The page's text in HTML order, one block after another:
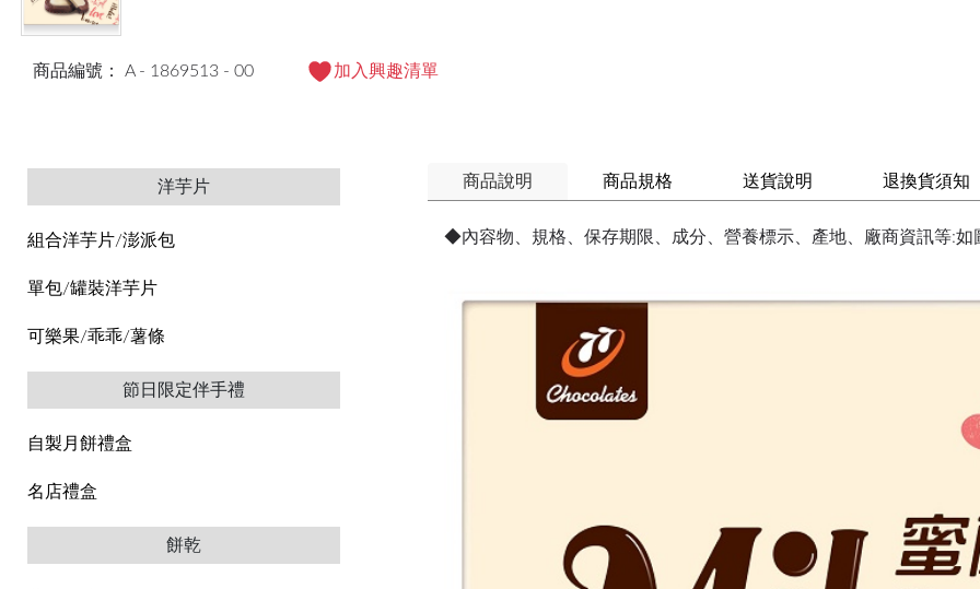
商品編號： A - 1869513 - 00 加入興趣清單
洋芋片
組合洋芋片/澎派包
單包/罐裝洋芋片
可樂果/乖乖/薯條
節日限定伴手禮
自製月餅禮盒
名店禮盒
餅乾
商品說明 商品規格 送貨說明 退換貨須知
◆內容物、規格、保存期限、成分、營養標示、產地、廠商資訊等:如